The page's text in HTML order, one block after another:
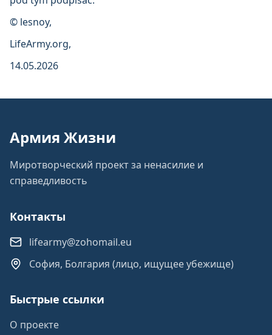
© lesnoy,
LifeArmy.org,
14.05.2026
Армия Жизни
Миротворческий проект за ненасилие и
справедливость
Контакты
lifearmy@zohomail.eu
София, Болгария (лицо, ищущее убежище)
Быстрые ссылки
О проекте